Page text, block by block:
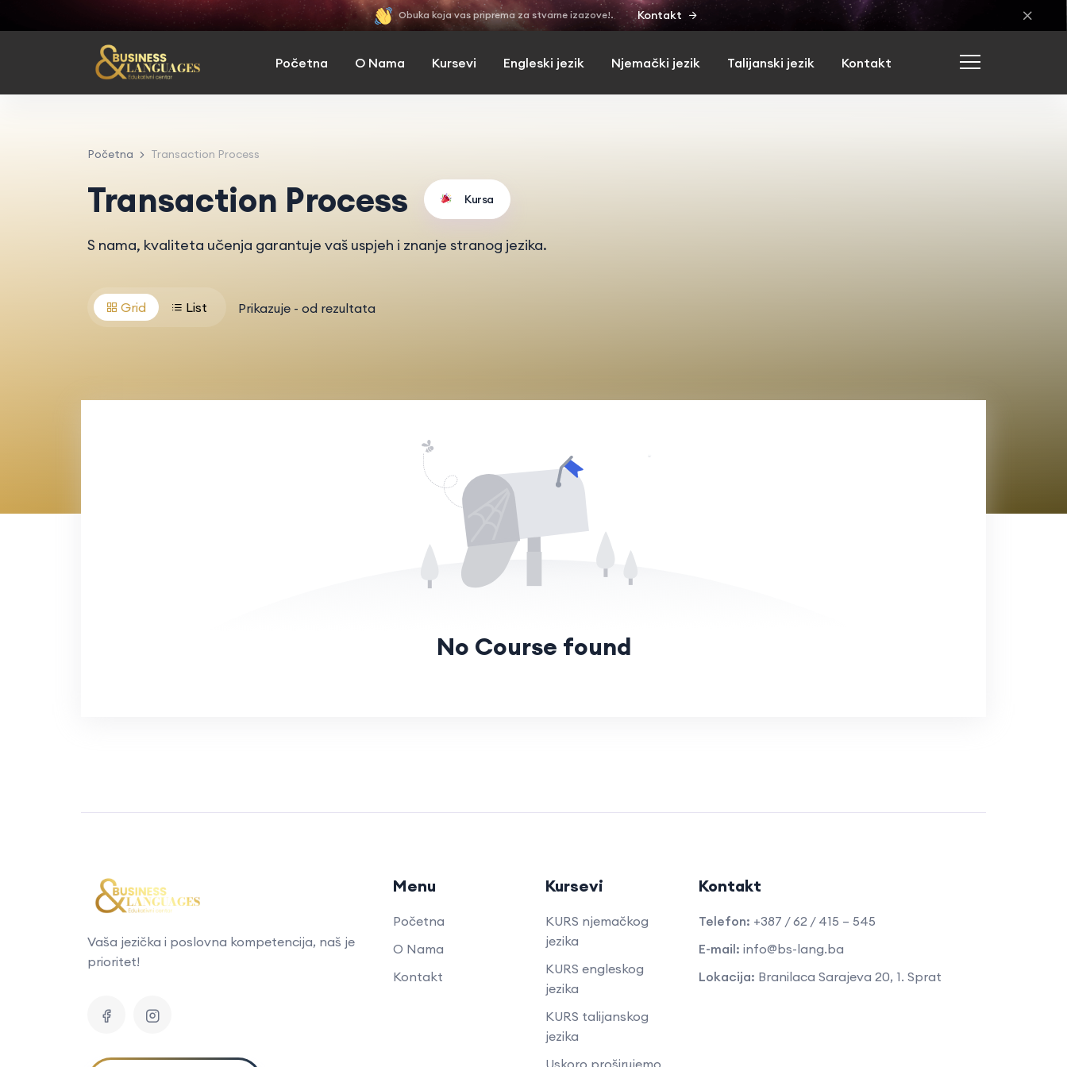
Obuka koja vas priprema za stvarne izazove!. Kontakt
Početna O Nama Kursevi Engleski jezik Njemački jezik Talijanski jezik Kontakt
Početna Transaction Process
Transaction Process Kursa
S nama, kvaliteta učenja garantuje vaš uspjeh i znanje stranog jezika.
Grid List Prikazuje - od rezultata
No Course found
Vaša jezička i poslovna kompetencija, naš je
prioritet!
Menu
Početna
O Nama
Kontakt
Kursevi
KURS njemačkog
jezika
KURS engleskog
jezika
KURS talijanskog
jezika
Uskoro proširujemo
Kontakt
Telefon: +387 / 62 / 415 – 545
E-mail: info@bs-lang.ba
Lokacija: Branilaca Sarajeva 20, 1. Sprat